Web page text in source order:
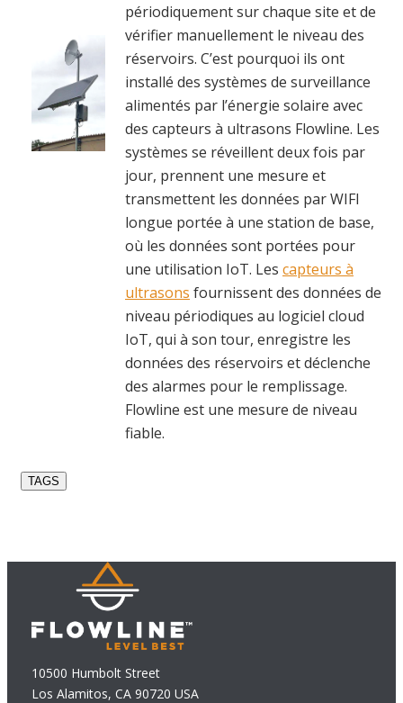
périodiquement sur chaque site et de
vérifier manuellement le niveau des
réservoirs. C’est pourquoi ils ont
installé des systèmes de surveillance
alimentés par l’énergie solaire avec
des capteurs à ultrasons Flowline. Les
systèmes se réveillent deux fois par
jour, prennent une mesure et
transmettent les données par WIFI
longue portée à une station de base,
où les données sont portées pour
une utilisation IoT. Les capteurs à
ultrasons fournissent des données de
niveau périodiques au logiciel cloud
IoT, qui à son tour, enregistre les
données des réservoirs et déclenche
des alarmes pour le remplissage.
Flowline est une mesure de niveau
fiable.
TAGS
10500 Humbolt Street
Los Alamitos, CA 90720 USA